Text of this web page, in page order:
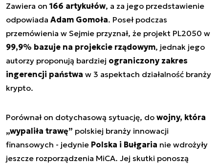
Zawiera on 166 artykułów, a za jego przedstawienie
odpowiada Adam Gomoła. Poseł podczas
przemówienia w Sejmie przyznał, że projekt PL2050 w
99,9% bazuje na projekcie rządowym, jednak jego
autorzy proponują bardziej ograniczony zakres
ingerencji państwa w 3 aspektach działalność branży
krypto.
Porównał on dotychasową sytuację, do wojny, która
„wypaliła trawę” polskiej branży innowacji
finansowych - jedynie Polska i Bułgaria nie wdrożyły
jeszcze rozporządzenia MiCA. Jej skutki ponoszą